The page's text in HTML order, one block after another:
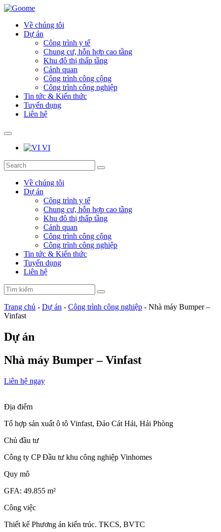
Về chúng tôi
Dự án
Công trình y tế
Chung cư, hỗn hợp cao tầng
Khu đô thị thấp tầng
Cảnh quan
Công trình công cộng
Công trình công nghiệp
Tin tức & Kiến thức
Tuyển dụng
Liên hệ
VI
Về chúng tôi
Dự án
Công trình y tế
Chung cư, hỗn hợp cao tầng
Khu đô thị thấp tầng
Cảnh quan
Công trình công cộng
Công trình công nghiệp
Tin tức & Kiến thức
Tuyển dụng
Liên hệ
Trang chủ - Dự án - Công trình công nghiệp - Nhà máy Bumper –
Vinfast
Dự án
Nhà máy Bumper – Vinfast
Liên hệ ngay
Địa điểm
Tổ hợp sản xuất ô tô Vinfast, Đảo Cát Hải, Hải Phòng
Chủ đầu tư
Công ty CP Đầu tư khu công nghiệp Vinhomes
Quy mô
GFA: 49.855 m²
Công việc
Thiết kế Phương án kiến trúc. TKCS, BVTC